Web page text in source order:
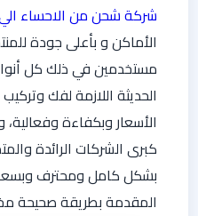
شركة شحن من الاحساء
الأماكن و بأعلى جودة
مستخدمين في ذلك كل
الحديثة اللازمة لفك
الأسعار وبكفاءة وفعالية،
كبرى الشركات الرائدة
بشكل كامل ومحترف
المقدمة بطريقة صحيحة